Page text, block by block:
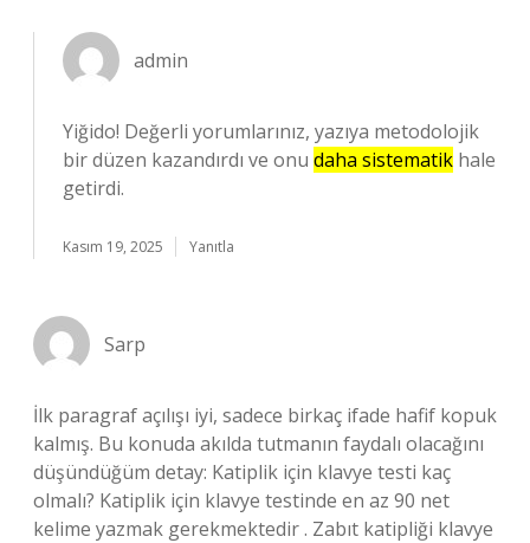
admin
Yiğido! Değerli yorumlarınız, yazıya metodolojik
bir düzen kazandırdı ve onu daha sistematik hale
getirdi.
Kasım 19, 2025 Yanıtla
Sarp
İlk paragraf açılışı iyi, sadece birkaç ifade hafif kopuk
kalmış. Bu konuda akılda tutmanın faydalı olacağını
düşündüğüm detay: Katiplik için klavye testi kaç
olmalı? Katiplik için klavye testinde en az 90 net
kelime yazmak gerekmektedir . Zabıt katipliği klavye